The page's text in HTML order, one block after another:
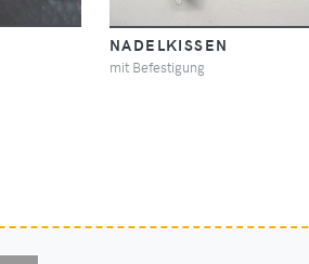
NADELKISSEN
mit Befestigung